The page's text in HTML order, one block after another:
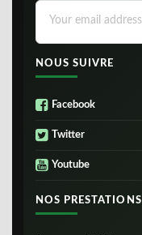
NOUS SUIVRE
Facebook
Twitter
Youtube
NOS PRESTATIONS